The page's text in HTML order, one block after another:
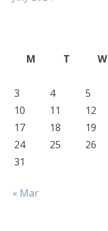
M
T W
3
4 5
10
11 12
17
18 19
24
25 26
31
« Mar